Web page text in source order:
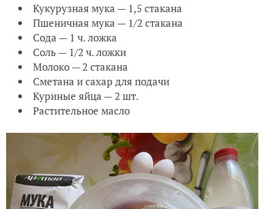
Кукурузная мука — 1,5 стакана
Пшеничная мука — 1/2 стакана
Сода — 1 ч. ложка
Соль — 1/2 ч. ложки
Молоко — 2 стакана
Сметана и сахар для подачи
Куриные яйца — 2 шт.
Растительное масло